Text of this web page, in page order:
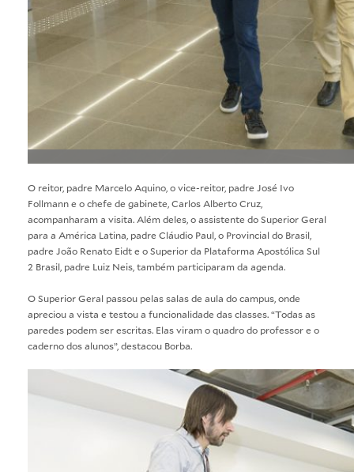
O reitor, padre Marcelo Aquino, o vice-reitor, padre José Ivo
Follmann e o chefe de gabinete, Carlos Alberto Cruz,
acompanharam a visita. Além deles, o assistente do Superior Geral
para a América Latina, padre Cláudio Paul, o Provincial do Brasil,
padre João Renato Eidt e o Superior da Plataforma Apostólica Sul
2 Brasil, padre Luiz Neis, também participaram da agenda.
O Superior Geral passou pelas salas de aula do campus, onde
apreciou a vista e testou a funcionalidade das classes. “Todas as
paredes podem ser escritas. Elas viram o quadro do professor e o
caderno dos alunos”, destacou Borba.